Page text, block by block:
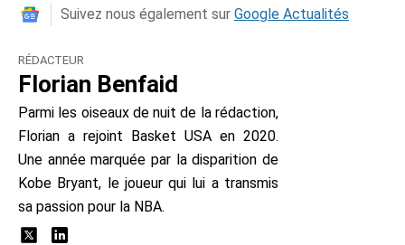
Suivez nous également sur Google Actualités
RÉDACTEUR
Florian Benfaid
Parmi les oiseaux de nuit de la rédaction,
Florian a rejoint Basket USA en 2020.
Une année marquée par la disparition de
Kobe Bryant, le joueur qui lui a transmis
sa passion pour la NBA.